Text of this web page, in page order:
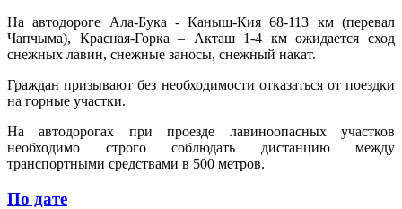
На автодороге Ала-Бука - Каныш-Кия 68-113 км (перевал
Чапчыма), Красная-Горка – Акташ 1-4 км ожидается сход
снежных лавин, снежные заносы, снежный накат.
Граждан призывают без необходимости отказаться от поездки
на горные участки.
На автодорогах при проезде лавиноопасных участков
необходимо строго соблюдать дистанцию между
транспортными средствами в 500 метров.
По дате